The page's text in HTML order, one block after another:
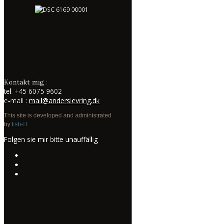
Kontakt mig :
tel. +45 6075 9602
e-mail : mail@anderslevring.dk
This site is developed and administrated
by fish-IT
Folgen sie mir bitte unauffällig